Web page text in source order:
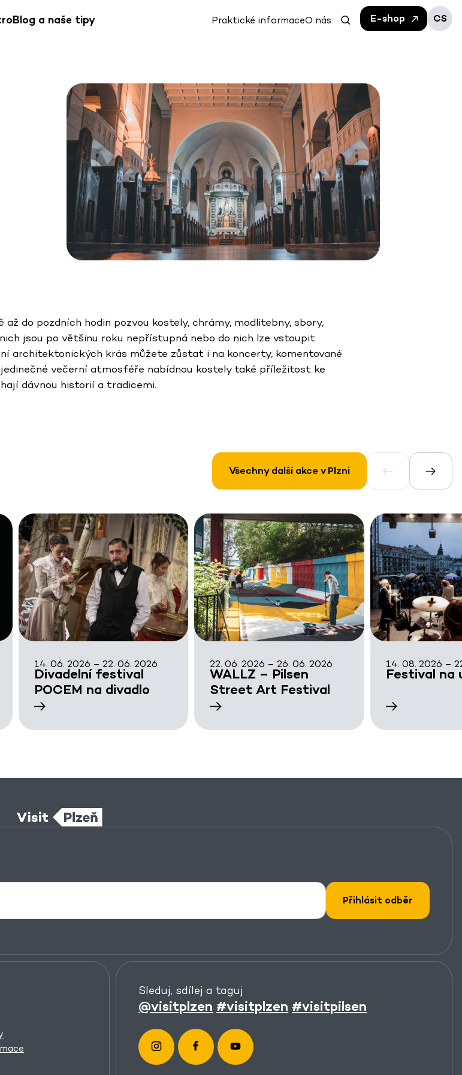
Blog a naše tipy Praktické informaceO nás E-shop CS
do pozdních hodin pozvou kostely, chrámy, modlitebny, sbory,
jsou po většinu roku nepřístupná nebo do nich lze vstoupit
architektonických krás můžete zůstat i na koncerty, komentované
večerní atmosféře nabídnou kostely také příležitost ke
dávnou historií a tradicemi.
Všechny další akce v Plzni
14. 06. 2026 – 22. 06. 2026
Divadelní festival
POCEM na divadlo
22. 06. 2026 – 26. 06. 2026
WALLZ – Pilsen
Street Art Festival
14. 08. 2026 –
Festival na
Přihlásit odběr
Sleduj, sdílej a taguj
@visitplzen #visitplzen #visitpilsen